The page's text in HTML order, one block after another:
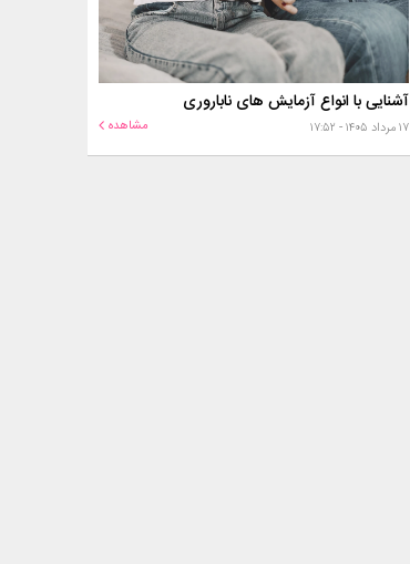
آشنایی با انواع آزمایش های ناباروری
۱۷ مرداد ۱۴۰۵ - ۱۷:۵۲ مشاهده